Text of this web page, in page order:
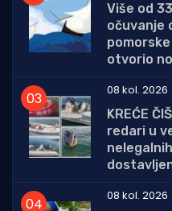
Više od
očuvanje
otvorio
08 kol. 2026
KREĆE
redari u
08 kol. 2026